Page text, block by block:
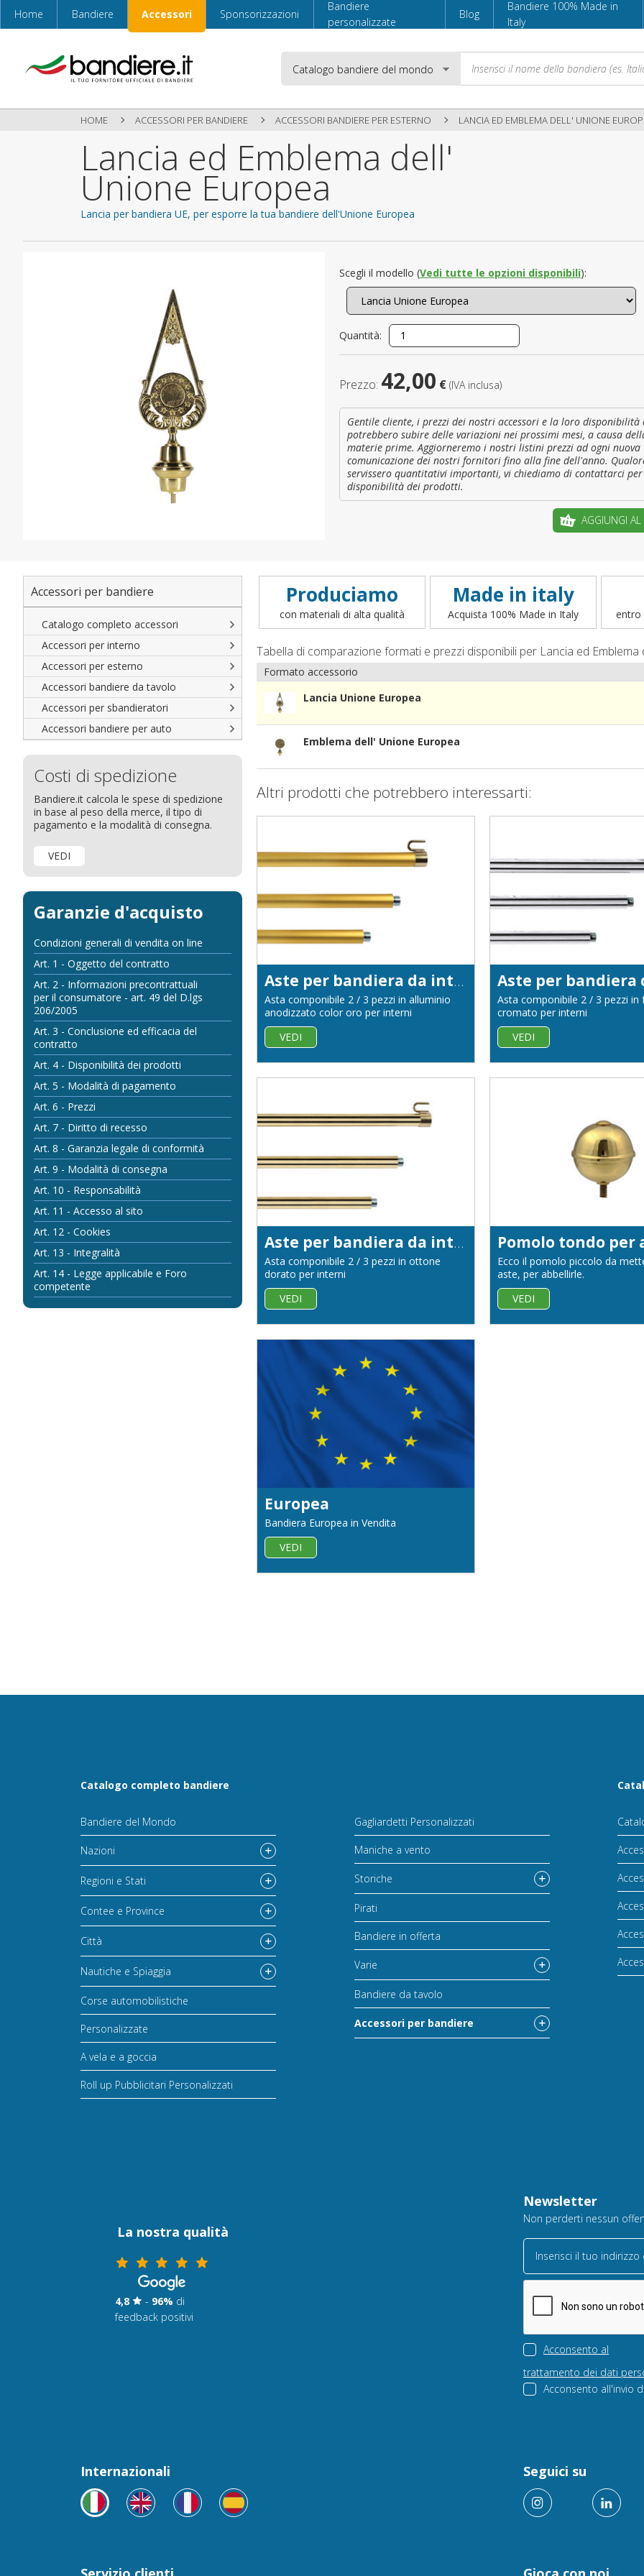
Home Bandiere Accessori Sponsorizzazioni
Bandiere
personalizzate
Blog
Bandiere 100% Made in
Italy
È il tuo
HOME ACCESSORI PER BANDIERE ACCESSORI BANDIERE PER ESTERNO LANCIA ED EMBLEMA DELL' UNIONE
Lancia ed Emblema dell'
Unione Europea
Lancia per bandiera UE, per esporre la tua bandiere dell'Unione Europea
Scegli il modello (Vedi tutte le opzioni disponibili):
Quantità:
Prezzo: 42,00 € (IVA inclusa)
Gentile cliente, i prezzi dei nostri accessori e la loro disponibilità
potrebbero subire delle variazioni nei prossimi mesi, a causa
materie prime. Aggiorneremo i nostri listini prezzi ad ogni nuova
comunicazione dei nostri fornitori fino alla fine dell'anno.
servissero quantitativi importanti, vi chiediamo di contattarci
disponibilità dei prodotti.
AGGIUNGI AL
Accessori per bandiere
Catalogo completo accessori
Accessori per interno
Accessori per esterno
Accessori bandiere da tavolo
Accessori per sbandieratori
Accessori bandiere per auto
Costi di spedizione
Bandiere.it calcola le spese di spedizione
in base al peso della merce, il tipo di
pagamento e la modalità di consegna.
VEDI
Garanzie d'acquisto
Condizioni generali di vendita on line
Art. 1 - Oggetto del contratto
Art. 2 - Informazioni precontrattuali
per il consumatore - art. 49 del D.lgs
206/2005
Art. 3 - Conclusione ed efficacia del
contratto
Art. 4 - Disponibilità dei prodotti
Art. 5 - Modalità di pagamento
Art. 6 - Prezzi
Art. 7 - Diritto di recesso
Art. 8 - Garanzia legale di conformità
Art. 9 - Modalità di consegna
Art. 10 - Responsabilità
Art. 11 - Accesso al sito
Art. 12 - Cookies
Art. 13 - Integralità
Art. 14 - Legge applicabile e Foro
competente
Produciamo
con materiali di alta qualità
Made in italy
Acquista 100% Made in Italy entro
Tabella di comparazione formati e prezzi disponibili per Lancia ed Emblema
Formato accessorio
Lancia Unione Europea
Emblema dell' Unione Europea
Altri prodotti che potrebbero interessarti:
Aste per bandiera da interno in alluminio anodizzato color oro diametro 22
Asta componibile 2 / 3 pezzi in alluminio
anodizzato color oro per interni
VEDI
Asta componibile 2 / 3 pezzi in
cromato per interni
VEDI
Aste per bandiera da interno in ottone dorato diametro 22
Asta componibile 2 / 3 pezzi in ottone
dorato per interni
VEDI
Ecco il pomolo piccolo da
aste, per abbellirle.
VEDI
Europea
Bandiera Europea in Vendita
VEDI
Catalogo completo bandiere
Bandiere del Mondo
Nazioni
Regioni e Stati
Contee e Province
Città
Nautiche e Spiaggia
Corse automobilistiche
Personalizzate
A vela e a goccia
Roll up Pubblicitari Personalizzati
Gagliardetti Personalizzati
Maniche a vento
Storiche
Pirati
Bandiere in offerta
Varie
Bandiere da tavolo
Accessori per bandiere
La nostra qualità
4,8 - 96% di
feedback positivi
Newsletter
Non perderti nessun
Inserisci il tuo indirizzo
Acconsento al
trattamento dei dati
Acconsento all'invio
Internazionali Seguici su